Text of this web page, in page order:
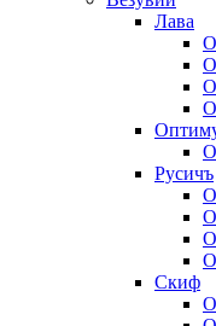
Лава
Русичъ
Скиф